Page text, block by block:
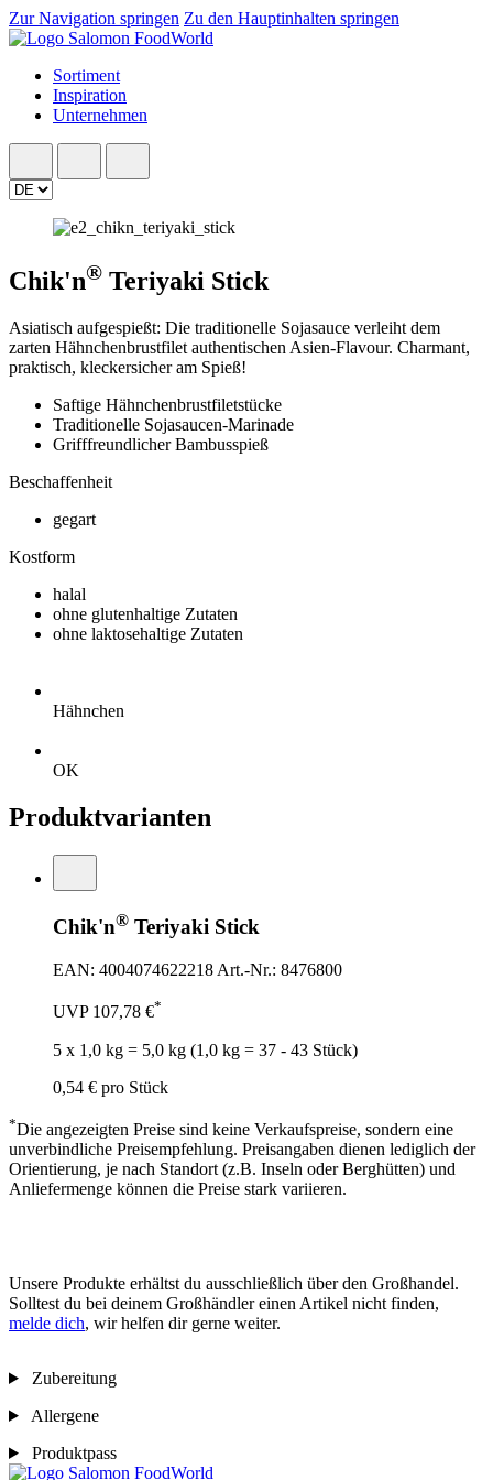
Zur Navigation springen Zu den Hauptinhalten springen
Sortiment
Inspiration
Unternehmen
Chik'n® Teriyaki Stick
Asiatisch aufgespießt: Die traditionelle Sojasauce verleiht dem
zarten Hähnchenbrustfilet authentischen Asien-Flavour. Charmant,
praktisch, kleckersicher am Spieß!
Saftige Hähnchenbrustfiletstücke
Traditionelle Sojasaucen-Marinade
Grifffreundlicher Bambusspieß
Beschaffenheit
gegart
Kostform
halal
ohne glutenhaltige Zutaten
ohne laktosehaltige Zutaten
Hähnchen
OK
Produktvarianten
Chik'n® Teriyaki Stick
EAN: 4004074622218 Art.-Nr.: 8476800
UVP 107,78 €*
5 x 1,0 kg = 5,0 kg (1,0 kg = 37 - 43 Stück)
0,54 € pro Stück
*Die angezeigten Preise sind keine Verkaufspreise, sondern eine
unverbindliche Preisempfehlung. Preisangaben dienen lediglich der
Orientierung, je nach Standort (z.B. Inseln oder Berghütten) und
Anliefermenge können die Preise stark variieren.
Unsere Produkte erhältst du ausschließlich über den Großhandel.
Solltest du bei deinem Großhändler einen Artikel nicht finden,
melde dich, wir helfen dir gerne weiter.
Zubereitung
Allergene
Produktpass